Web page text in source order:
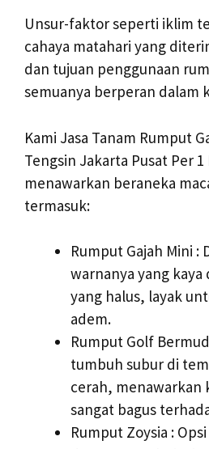
Unsur-faktor seperti iklim
cahaya matahari yang
dan tujuan penggunaan
semuanya berperan dalam
Kami Jasa Tanam Rumput
Tengsin Jakarta Pusat Per
menawarkan beraneka
termasuk:
Rumput Gajah Mini :
warnanya yang
yang halus, layak
adem.
Rumput Golf
tumbuh subur di
cerah, menawarkan
sangat bagus
Rumput Zoysia :